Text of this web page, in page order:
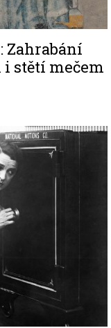
Zahrabání
stětí mečem